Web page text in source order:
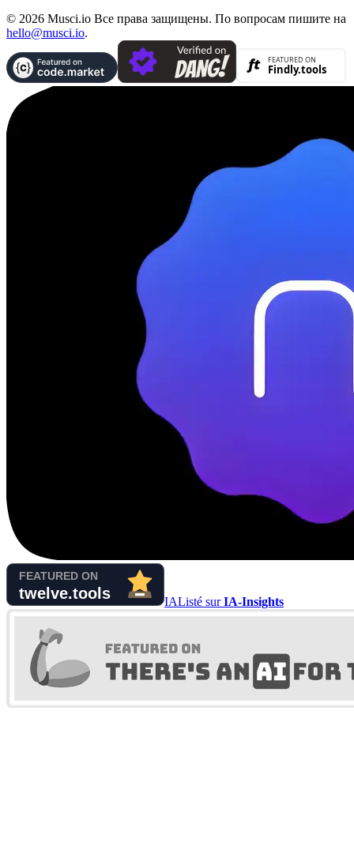
© 2026 Musci.io Все права защищены. По вопросам пишите на
hello@musci.io.
IAListé surIA-Insights